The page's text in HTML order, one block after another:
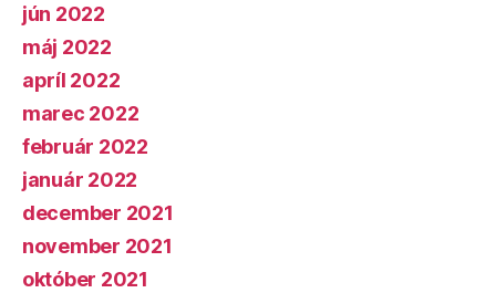
jún 2022
máj 2022
apríl 2022
marec 2022
február 2022
január 2022
december 2021
november 2021
október 2021